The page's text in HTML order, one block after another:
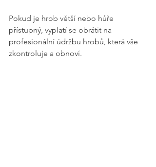
Pokud je hrob větší nebo hůře
přístupný, vyplatí se obrátit na
profesionální údržbu hrobů, která vše
zkontroluje a obnoví.